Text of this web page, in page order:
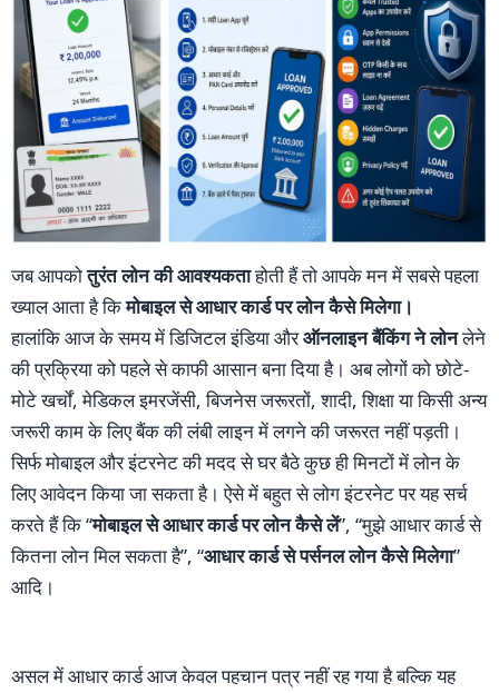
जब आपकोतुरंत लोन की आवश्यकताहोती हैं तो आपके मन में सबसे पहला
ख्याल आता है किमोबाइल से आधार कार्ड पर लोन कैसे मिलेगा।
हालांकि आज के समय में डिजिटल इंडिया औरऑनलाइन बैंकिंग ने लोनलेने
की प्रक्रिया को पहले से काफी आसान बना दिया है। अब लोगों को छोटे-
मोटे खर्चों, मेडिकल इमरजेंसी, बिजनेस जरूरतों, शादी, शिक्षा या किसी अन्य
जरूरी काम के लिए बैंक की लंबी लाइन में लगने की जरूरत नहीं पड़ती।
सिर्फ मोबाइल और इंटरनेट की मदद से घर बैठे कुछ ही मिनटों में लोन के
लिए आवेदन किया जा सकता है। ऐसे में बहुत से लोग इंटरनेट पर यह सर्च
करते हैं कि “मोबाइल से आधार कार्ड पर लोन कैसे लें”, “मुझे आधार कार्ड से
कितना लोन मिल सकता है”, “आधार कार्ड से पर्सनल लोन कैसे मिलेगा”
आदि।
असल में आधार कार्ड आज केवल पहचान पत्र नहीं रह गया है बल्कि यह